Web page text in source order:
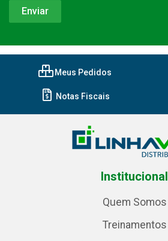
Meus Pedidos
Notas Fiscais
Institucional
Quem Somos
Treinamentos